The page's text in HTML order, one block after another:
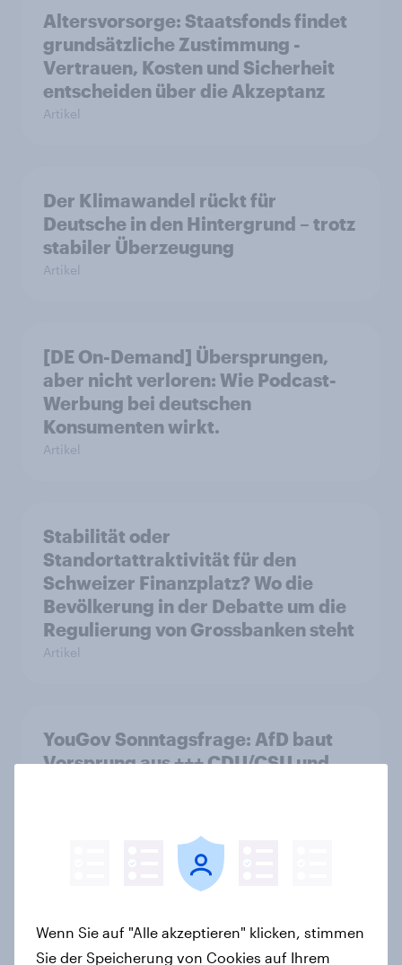
Altersvorsorge: Staatsfonds findet
grundsätzliche Zustimmung -
Vertrauen, Kosten und Sicherheit
entscheiden über die Akzeptanz
Artikel
Der Klimawandel rückt für
Deutsche in den Hintergrund – trotz
stabiler Überzeugung
Artikel
[DE On-Demand] Übersprungen,
aber nicht verloren: Wie Podcast-
Werbung bei deutschen
Konsumenten wirkt.
Artikel
Stabilität oder
Standortattraktivität für den
Schweizer Finanzplatz? Wo die
Bevölkerung in der Debatte um die
Regulierung von Grossbanken steht
Artikel
YouGov Sonntagsfrage: AfD baut
Vorsprung aus +++ CDU/CSU und
sich Fußball-WM ohne Politik
YouGovs Erfolgsbilanz bei
Wenn Sie auf "Alle akzeptieren" klicken, stimmen
Sie der Speicherung von Cookies auf Ihrem